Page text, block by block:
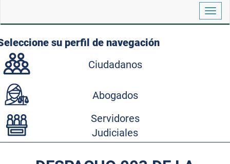
su perfil de navegación
Ciudadanos
Abogados
Servidores
Judiciales